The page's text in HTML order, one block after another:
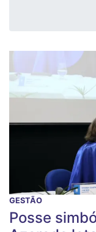
GESTÃO
Posse